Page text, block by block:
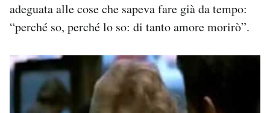
adeguata alle cose che sapeva fare già da tempo:
“perché so, perché lo so: di tanto amore morirò”.